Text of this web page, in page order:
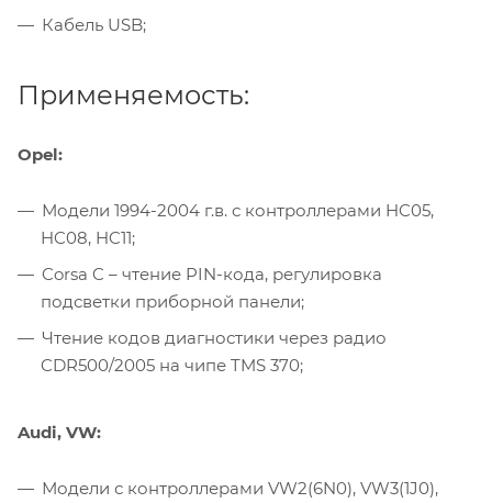
Кабель USB;
Применяемость:
Opel:
Модели 1994-2004 г.в. с контроллерами HC05,
HC08, HC11;
Corsa C – чтение PIN-кода, регулировка
подсветки приборной панели;
Чтение кодов диагностики через радио
CDR500/2005 на чипе TMS 370;
Audi, VW:
Модели с контроллерами VW2(6N0), VW3(1J0),